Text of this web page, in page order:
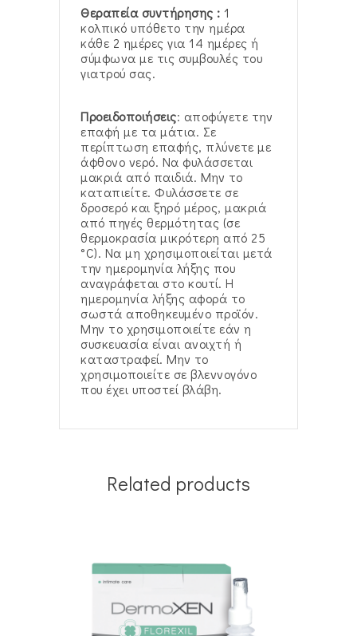
Θεραπεία συντήρησης : 1
κολπικό υπόθετο την ημέρα
κάθε 2 ημέρες για 14 ημέρες ή
σύμφωνα με τις συμβουλές του
γιατρού σας.
Προειδοποιήσεις: αποφύγετε την
επαφή με τα μάτια. Σε
περίπτωση επαφής, πλύνετε με
άφθονο νερό. Να φυλάσσεται
μακριά από παιδιά. Μην το
καταπιείτε. Φυλάσσετε σε
δροσερό και ξηρό μέρος, μακριά
από πηγές θερμότητας (σε
θερμοκρασία μικρότερη από 25
°C). Να μη χρησιμοποιείται μετά
την ημερομηνία λήξης που
αναγράφεται στο κουτί. Η
ημερομηνία λήξης αφορά το
σωστά αποθηκευμένο προϊόν.
Μην το χρησιμοποιείτε εάν η
συσκευασία είναι ανοιχτή ή
καταστραφεί. Μην το
χρησιμοποιείτε σε βλεννογόνο
που έχει υποστεί βλάβη.
Related products